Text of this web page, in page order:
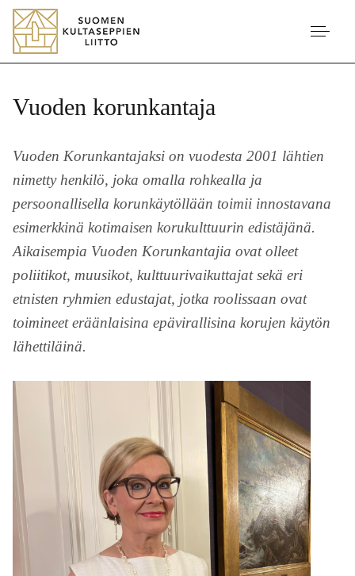
Vuoden korunkantaja
Vuoden Korunkantajaksi on vuodesta 2001 lähtien
nimetty henkilö, joka omalla rohkealla ja
persoonallisella korunkäytöllään toimii innostavana
esimerkkinä kotimaisen korukulttuurin edistäjänä.
Aikaisempia Vuoden Korunkantajia ovat olleet
poliitikot, muusikot, kulttuurivaikuttajat sekä eri
etnisten ryhmien edustajat, jotka roolissaan ovat
toimineet eräänlaisina epävirallisina korujen käytön
lähettiläinä.